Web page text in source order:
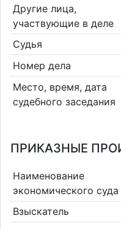
Другие лица,
участвующие в деле
Судья
Номер дела
Место, время, дата
судебного заседания
ПРИКАЗНЫЕ
Наименование
экономического суда
Взыскатель